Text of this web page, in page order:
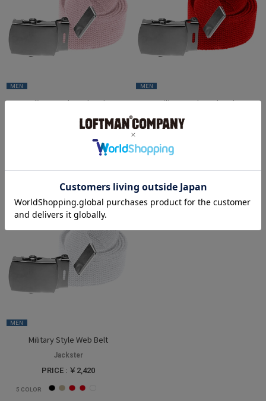
MEN
Military Style Web Belt
Jackster
MEN
Military Style Web Belt
Jackster
5COLOR
MEN
Military Style Web Belt
Jackster
PRICE : ￥2,420
5 COLOR